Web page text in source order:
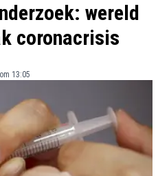
wereld
coronacrisis
13:05